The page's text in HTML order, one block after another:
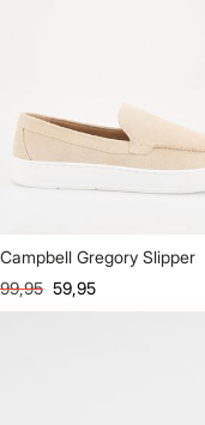
Campbell Gregory Slipper
99,95 59,95